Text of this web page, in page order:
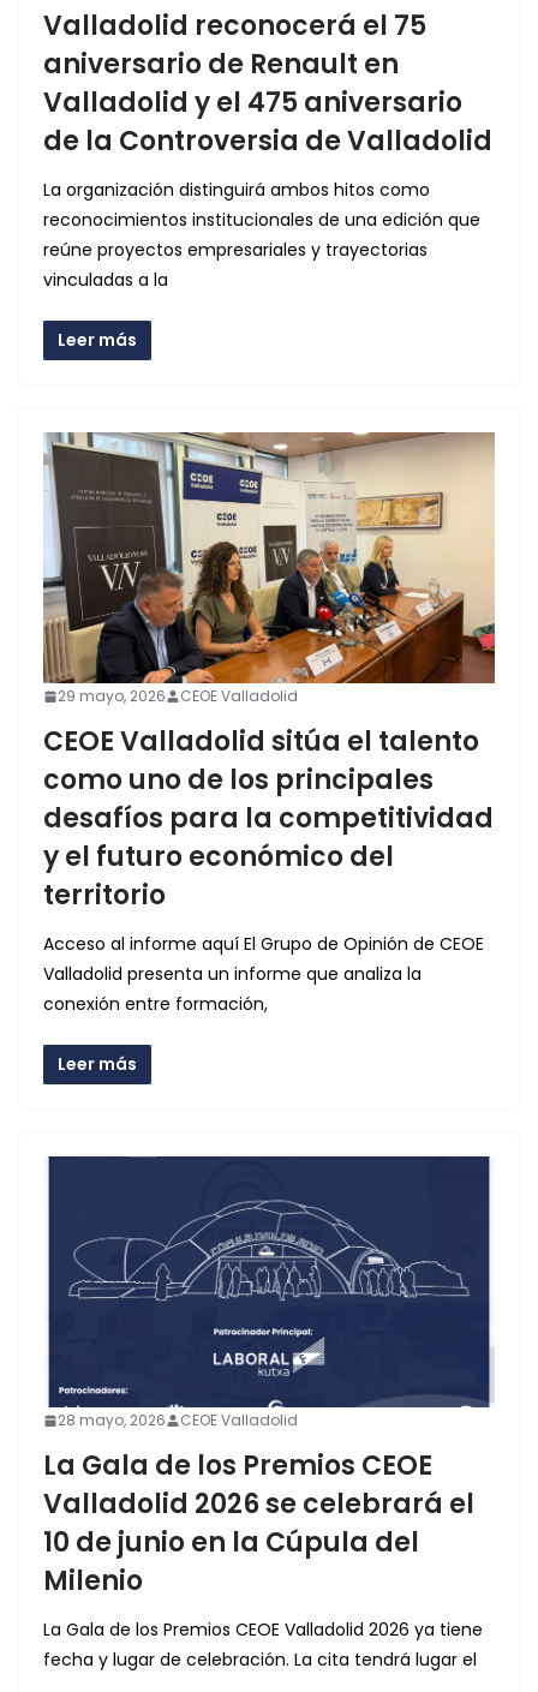
Valladolid reconocerá el 75
aniversario de Renault en
Valladolid y el 475 aniversario
de la Controversia de Valladolid
La organización distinguirá ambos hitos como
reconocimientos institucionales de una edición que
reúne proyectos empresariales y trayectorias
vinculadas a la
Leer más
29 mayo, 2026 CEOE Valladolid
CEOE Valladolid sitúa el talento
como uno de los principales
desafíos para la competitividad
y el futuro económico del
territorio
Acceso al informe aquí El Grupo de Opinión de CEOE
Valladolid presenta un informe que analiza la
conexión entre formación,
Leer más
28 mayo, 2026 CEOE Valladolid
La Gala de los Premios CEOE
Valladolid 2026 se celebrará el
10 de junio en la Cúpula del
Milenio
La Gala de los Premios CEOE Valladolid 2026 ya tiene
fecha y lugar de celebración. La cita tendrá lugar el